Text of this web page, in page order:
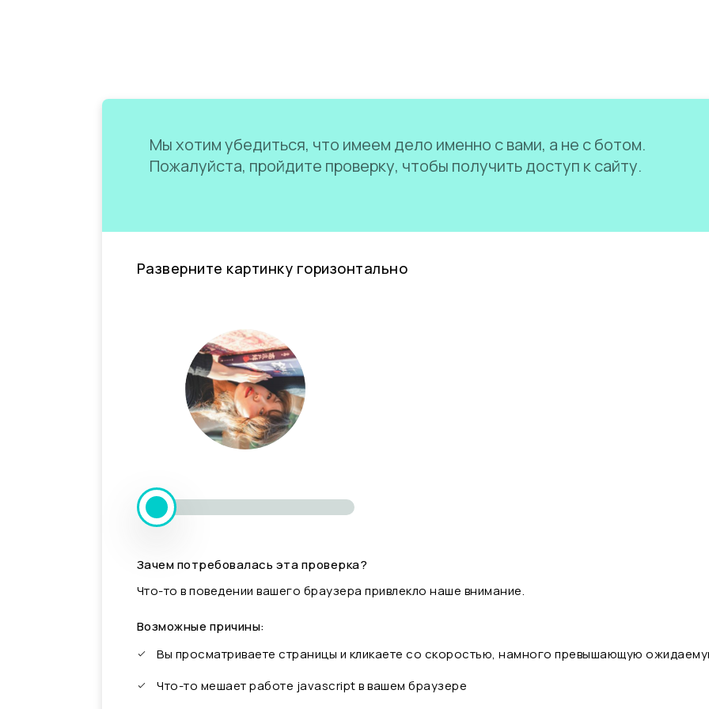
Мы хотим убедиться, что имеем дело именно с вами, а не с ботом.
Пожалуйста, пройдите проверку, чтобы получить доступ к сайту.
Разверните картинку горизонтально
Зачем потребовалась эта проверка?
Что-то в поведении вашего браузера привлекло наше внимание.
Возможные причины:
Вы просматриваете страницы и кликаете со скоростью, намного превышающую
Что-то мешает работе javascript в вашем браузере